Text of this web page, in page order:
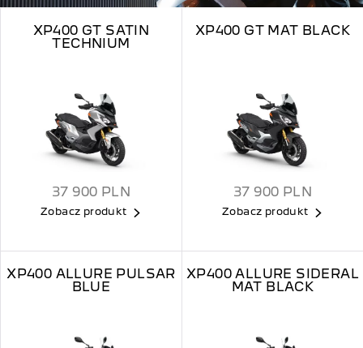
XP400 GT SATIN
TECHNIUM
37 900 PLN
Zobacz produkt
XP400 GT MAT BLACK
37 900 PLN
Zobacz produkt
XP400 ALLURE PULSAR
BLUE
XP400 ALLURE SIDERAL
MAT BLACK